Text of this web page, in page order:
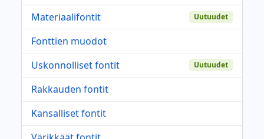
Materiaalifontit
Uutuudet
Fonttien muodot
Uskonnolliset fontit
Uutuudet
Rakkauden fontit
Kansalliset fontit